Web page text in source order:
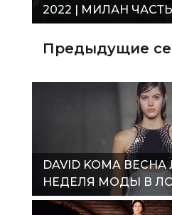
2022 | МИЛАН
Предыдущие
DAVID KOMA ВЕСНА
НЕДЕЛЯ МОДЫ В